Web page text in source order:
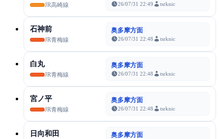
JR高崎線 26/07/31 22:49 tsrknic
石神前
JR青梅線
奥多摩方面
26/07/31 22:48 tsrknic
白丸
JR青梅線
奥多摩方面
26/07/31 22:48 tsrknic
宮ノ平
JR青梅線
奥多摩方面
26/07/31 22:48 tsrknic
日向和田 奥多摩方面